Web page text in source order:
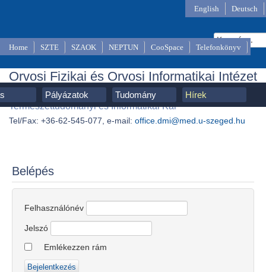
Home SZTE SZAOK NEPTUN CooSpace Telefonkönyv
Orvosi Fizikai és Orvosi Informatikai Intézet
SZTE, Szent-Györgyi Albert Orvostudományi Kar,
Természettudományi és Informatikai Kar
Tel/Fax: +36-62-545-077, e-mail: office.dmi@med.u-szeged.hu
English Deutsch
Pályázatok Tudomány Hírek
Belépés
Felhasználónév
Jelszó
Emlékezzen rám